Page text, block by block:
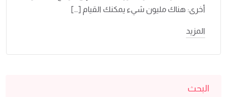
أخرى: هناك مليون شيء يمكنك القيام […]
المزيد
البحث